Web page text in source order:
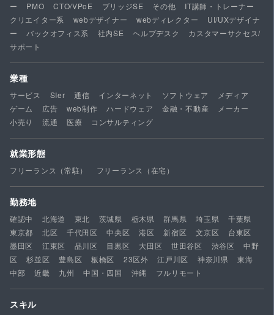
ー
PMO CTO/VPoE ブリッジSE その他
IT講師・トレーナー
クリエイター系
webデザイナー webディレクター
UI/UXデザイナ
ー
バックオフィス系 社内SE ヘルプデスク
カスタマーサクセス/
サポート
業種
サービス SIer 通信 インターネット ソフトウェア
メディア
ゲーム
広告 web制作 ハードウェア 金融・不動産
メーカー
小売り
流通 医療 コンサルティング
就業形態
フリーランス（常駐） フリーランス（在宅）
勤務地
確認中 北海道 東北 茨城県 栃木県 群馬県 埼玉県
千葉県
東京都
北区 千代田区 中央区 港区 新宿区 文京区
台東区
墨田区
江東区 品川区 目黒区 大田区 世田谷区 渋谷区
中野
区
杉並区 豊島区 板橋区 23区外 江戸川区 神奈川県
東海
中部
近畿 九州 中国・四国 沖縄 フルリモート
スキル